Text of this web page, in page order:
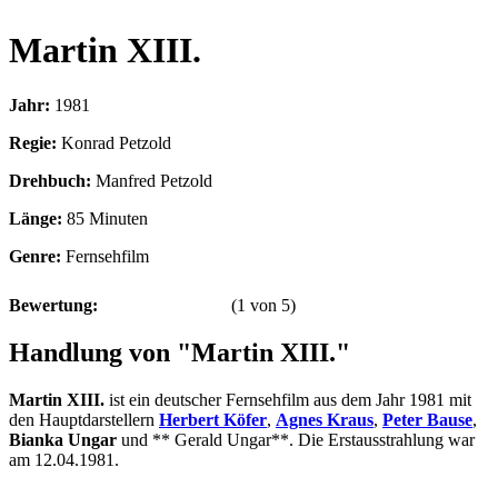
Martin XIII.
Jahr: 1981
Regie: Konrad Petzold
Drehbuch: Manfred Petzold
Länge: 85 Minuten
Genre: Fernsehfilm
Bewertung: (1 von 5)
Handlung von "Martin XIII."
Martin XIII. ist ein deutscher Fernsehfilm aus dem Jahr 1981 mit
den Hauptdarstellern Herbert Köfer, Agnes Kraus, Peter Bause,
Bianka Ungar und ** Gerald Ungar**. Die Erstausstrahlung war
am 12.04.1981.